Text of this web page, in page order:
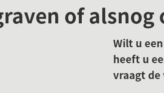
of alsnog
Wilt u
heeft u
vraagt de